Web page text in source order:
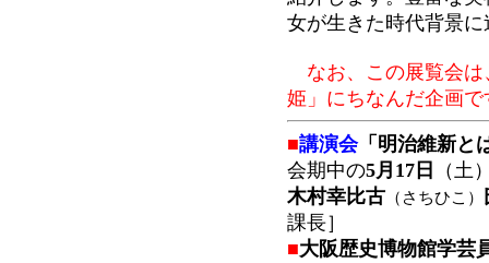
女が生きた時代背景
なお、この展覧会
姫」にちなんだ企画で
■講演会「明治維新と
会期中の5月17日
（土
木村幸比古 （さちひこ）
課長］
■大阪歴史博物館学芸